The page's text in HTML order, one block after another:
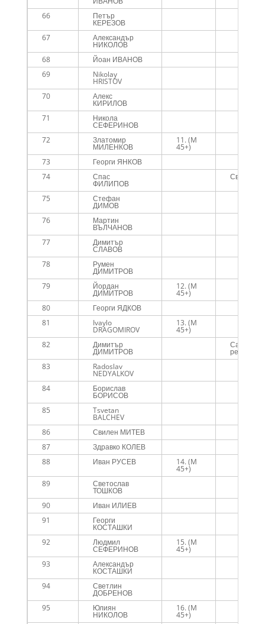
66
Петър
КЕРЕЗОВ
67
Александър
НИКОЛОВ
68
Йоан ИВАНОВ
69
Nikolay
HRISTOV
70
Алекс
КИРИЛОВ
71
Никола
СЕФЕРИНОВ
72
Златомир
МИЛЕНКОВ
11. (M
45+)
73
Георги ЯНКОВ
74
Спас
ФИЛИПОВ
Свободно
75 Стефан
ДИМОВ
76
Мартин
ВЪЛЧАНОВ
77
Димитър
СЛАВОВ
78
Румен
ДИМИТРОВ
79
Йордан
ДИМИТРОВ
12. (M
45+)
80
Георги ЯДКОВ
81
Ivaylo
DRAGOMIROV
13. (M
45+)
82
Димитър
ДИМИТРОВ
Сам съм
рекърдс
83
Radoslav
NEDYALKOV
84
Борислав
БОРИСОВ
85
Tsvetan
BALCHEV
86
Свилен МИТЕВ
87
Здравко КОЛЕВ
88
Иван РУСЕВ 14. (M
45+)
89
Светослав
ТОШКОВ
90
Иван ИЛИЕВ
91
Георги
КОСТАШКИ
92
Людмил
СЕФЕРИНОВ
15. (M
45+)
93
Александър
КОСТАШКИ
94
Светлин
ДОБРЕНОВ
95
Юлиян
НИКОЛОВ
16. (M
45+)